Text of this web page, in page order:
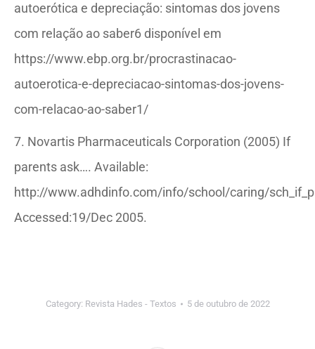
autoerótica e depreciação: sintomas dos jovens
com relação ao saber6 disponível em
https://www.ebp.org.br/procrastinacao-
autoerotica-e-depreciacao-sintomas-dos-jovens-
com-relacao-ao-saber1/
7. Novartis Pharmaceuticals Corporation (2005) If
parents ask…. Available:
http://www.adhdinfo.com/info/school/caring/
Accessed:19/Dec 2005.
Category: Revista Hades - Textos 5 de outubro de 2022